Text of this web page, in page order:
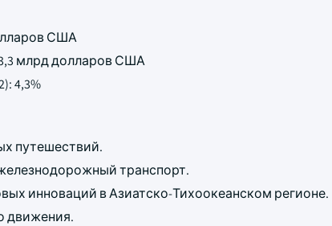
США
млрд долларов США
4,3%
путешествий.
транспорт.
инноваций в Азиатско-Тихоокеанском регионе.
движения.